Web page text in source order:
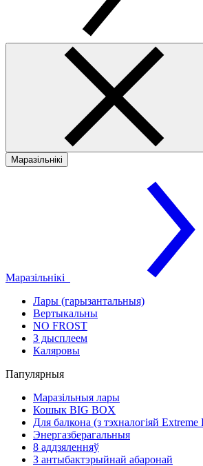
Маразільнікі
Маразільнікі
Лары (гарызантальныя)
Вертыкальны
NO FROST
З дысплеем
Каляровы
Папулярныя
Маразільныя лары
Кошык BIG BOX
Для балкона (з тэхналогіяй Extreme
Энергазберагальныя
8 аддзяленняў
З антыбактэрыйнай абаронай